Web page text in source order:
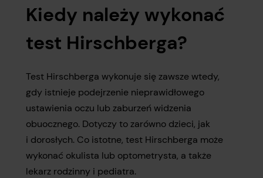
Kiedy należy wykonać
test Hirschberga?
Test Hirschberga wykonuje się zawsze wtedy,
gdy istnieje podejrzenie nieprawidłowego
ustawienia oczu lub zaburzeń widzenia
obuocznego. Dotyczy to zarówno dzieci, jak
i dorosłych. Co istotne, test Hirschberga może
wykonać okulista lub optometrysta, a także
lekarz rodzinny i pediatra.